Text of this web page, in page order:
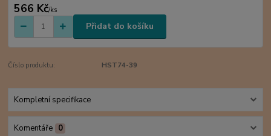
566 Kč/ks
Přidat do košíku
Číslo produktu: HST74-39
Kompletní specifikace
Komentáře 0